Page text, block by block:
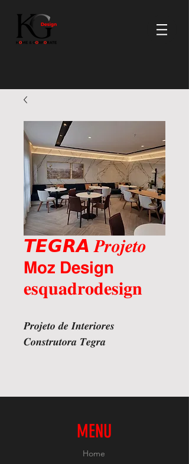
𝙏𝙀𝙂𝙍𝘼 𝑷𝒓𝒐𝒋𝒆𝒕𝒐
𝗠𝗼𝘇 𝗗𝗲𝘀𝗶𝗴𝗻
𝐞𝐬𝐪𝐮𝐚𝐝𝐫𝐨𝐝𝐞𝐬𝐢𝐠𝐧
𝑷𝒓𝒐𝒋𝒆𝒕𝒐 𝒅𝒆 𝑰𝒏𝒕𝒆𝒓𝒊𝒐𝒓𝒆𝒔
𝑪𝒐𝒏𝒔𝒕𝒓𝒖𝒕𝒐𝒓𝒂 𝑻𝒆𝒈𝒓𝒂
MENU
Home